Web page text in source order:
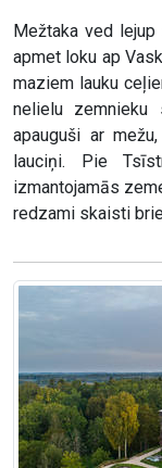
Mežtaka ved
apmet loku ap
maziem lauku
nelielu zemnieku
apauguši ar
lauciņi. Pie
izmantojamās
redzami skaisti